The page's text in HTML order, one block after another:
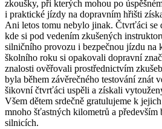
zkoušky, při kterých mohou po
i praktické jízdy na dopravním hřišti
Ani letos tomu nebylo jinak. Čtvrťáci se
kde si pod vedením zkušených
silničního provozu i bezpečnou jízdu na
školního roku si opakovali dopravní
znalosti ověřovali prostřednictvím
byla během závěrečného testování znát
šikovní čtvrťáci uspěli a získali
Všem dětem srdečně gratulujeme k
mnoho šťastných kilometrů a především
silnicích.